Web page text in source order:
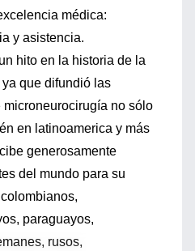
médica:
y asistencia.
hito en la historia de la
que difundió las
microneurocirugía no sólo
en latinoamerica y más
generosamente
del mundo para su
paraguayos,
rusos,